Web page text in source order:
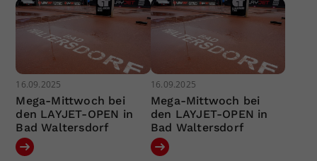
16.09.2025
Mega-Mittwoch bei
den LAYJET-OPEN in
Bad Waltersdorf
16.09.2025
Mega-Mittwoch bei
den LAYJET-OPEN in
Bad Waltersdorf